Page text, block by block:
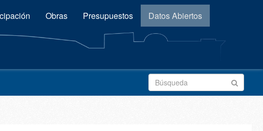
Obras Presupuestos Datos Abiertos